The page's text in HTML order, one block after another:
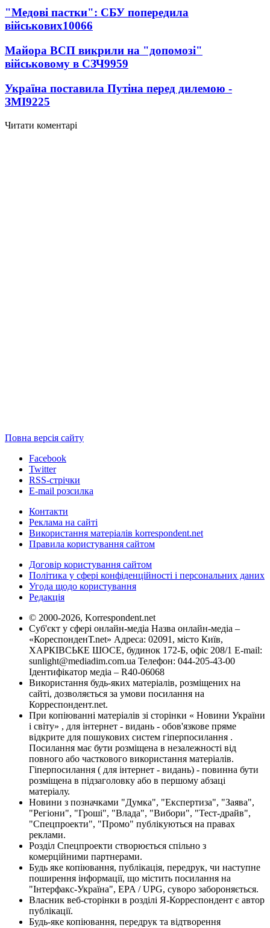
"Медові пастки": СБУ попередила
військових10066
Майора ВСП викрили на "допомозі"
військовому в СЗЧ9959
Україна поставила Путіна перед дилемою -
ЗМІ9225
Читати коментарі
Повна версія сайту
Facebook
Twitter
RSS-стрічки
E-mail розсилка
Контакти
Реклама на сайті
Використання матеріалів korrespondent.net
Правила користування сайтом
Договір користування сайтом
Політика у сфері конфіденційності і персональних даних
Угода щодо користування
Редакція
© 2000-2026, Korrespondent.net
Суб'єкт у сфері онлайн-медіа Назва онлайн-медіа –
«КореспонденТ.net» Адреса: 02091, місто Київ,
ХАРКІВСЬКЕ ШОСЕ, будинок 172-Б, офіс 208/1 E-mail:
sunlight@mediadim.com.ua Телефон: 044-205-43-00
Ідентифікатор медіа – R40-06068
Використання будь-яких матеріалів, розміщених на
сайті, дозволяється за умови посилання на
Корреспондент.net.
При копіюванні матеріалів зі сторінки « Новини України
і світу» , для інтернет - видань - обов'язкове пряме
відкрите для пошукових систем гіперпосилання .
Посилання має бути розміщена в незалежності від
повного або часткового використання матеріалів.
Гіперпосилання ( для інтернет - видань) - повинна бути
розміщена в підзаголовку або в першому абзаці
матеріалу.
Новини з позначками "Думка", "Експертиза", "Заява",
"Регіони", "Гроші", "Влада", "Вибори", "Тест-драйв",
"Спецпроекти", "Промо" публікуються на правах
реклами.
Розділ Спецпроекти створюється спільно з
комерційними партнерами.
Будь яке копіювання, публікація, передрук, чи наступне
поширення інформації, що містить посилання на
"Інтерфакс-Україна", EPA / UPG, суворо забороняється.
Власник веб-сторінки в розділі Я-Корреспондент є автор
публікації.
Будь-яке копіювання, передрук та відтворення